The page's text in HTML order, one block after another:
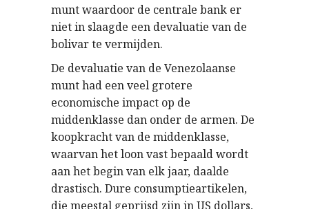
munt waardoor de centrale bank er
niet in slaagde een devaluatie van de
bolivar te vermijden.
De devaluatie van de Venezolaanse
munt had een veel grotere
economische impact op de
middenklasse dan onder de armen. De
koopkracht van de middenklasse,
waarvan het loon vast bepaald wordt
aan het begin van elk jaar, daalde
drastisch. Dure consumptieartikelen,
die meestal geprijsd zijn in US dollars,